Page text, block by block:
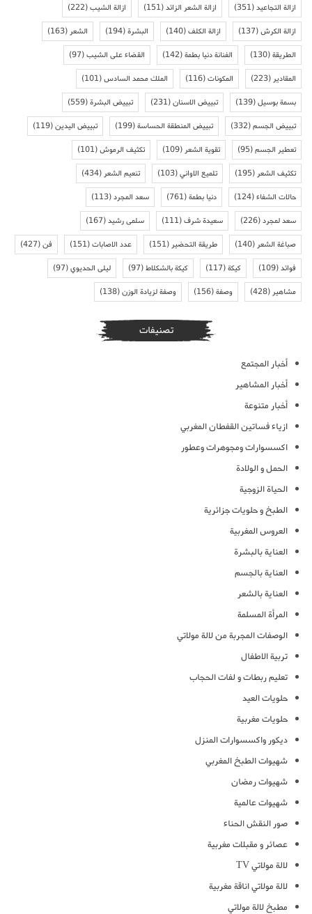
ازالة التجاعيد(351) ازالة الشعر الزائد(151) ازالة الشيب(222)
ازالة الكرش(137) ازالة الكلف(140) البشرة(194) الشعر(163)
الطريقة(130) الفنانة دنيا بطمة(142) القضاء على الشيب(97)
المقادير(223) المكونات(116) الملك محمد السادس(101)
بسمة بوسيل(139) تبييض الاسنان(231) تبييض البشرة(559)
تبييض الجسم(332) تبييض المنطقة الحساسة(199) تبييض اليدين(119)
تعطير الجسم(95) تقوية الشعر(109) تكثيف الرموش(101)
تكثيف الشعر(195) تلميع الاواني(103) تنعيم الشعر(434)
حالات الشفاء(124) دنيا بطمة(761) سعد المجرد(113)
سعد لمجرد(226) سعيدة شرف(111) سلمى رشيد(167)
صباغة الشعر(140) طريقة التحضير(151) عدد الاصابات(151) فن(427)
فوائد(109) كيكة(117) كيكة بالشكلاط(97) ليلى الحديوي(97)
مشاهير(428) وصفة(156) وصفة لزيادة الوزن(138)
تصنيفات
أخبار المجتمع
أخبار المشاهير
أخبار متنوعة
ازياء فساتين القفطان المغربي
اكسسوارات ومجوهرات وعطور
الحمل و الولادة
الحياة الزوجية
الطبخ و حلويات جزائرية
العروس المغربية
العناية بالبشرة
العناية بالجسم
العناية بالشعر
المرأة المسلمة
الوصفات المجربة من لالة مولاتي
تربية الاطفال
تعليم ربطات و لفات الحجاب
حلويات العيد
حلويات مغربية
ديكور واكسسوارات المنزل
شهيوات الطبخ المغربي
شهيوات رمضان
شهيوات عالمية
صور النقش الحناء
عصائر و مقبلات مغربية
لالة مولاتي TV
لالة مولاتي اناقة مغربية
مطبخ لالة مولاتي